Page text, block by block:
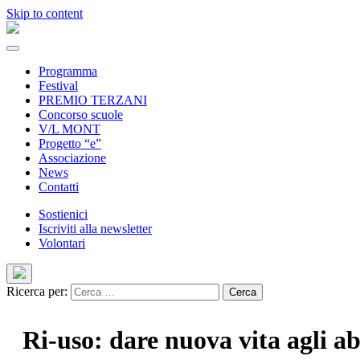
Skip to content
Programma
Festival
PREMIO TERZANI
Concorso scuole
V/L MONT
Progetto “e”
Associazione
News
Contatti
Sostienici
Iscriviti alla newsletter
Volontari
Ricerca per:
Ri-uso: dare nuova vita agli